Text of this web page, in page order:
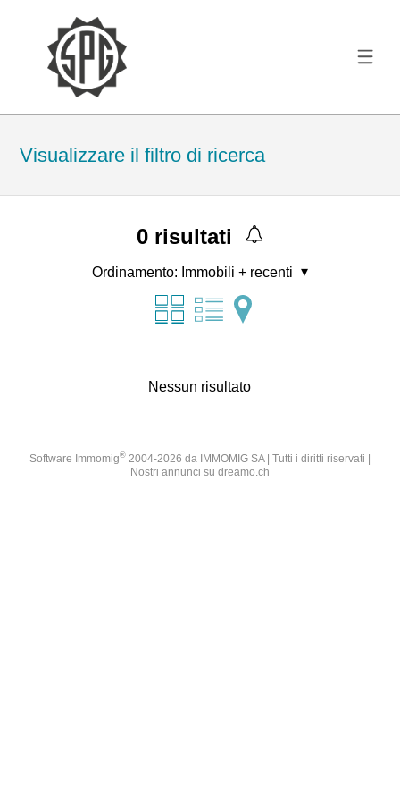
Visualizzare il filtro di ricerca
0risultati
Ordinamento: Immobili + recenti
Nessun risultato
Software Immomig® 2004-2026 da IMMOMIG SA | Tutti i diritti riservati |
Nostri annunci su dreamo.ch